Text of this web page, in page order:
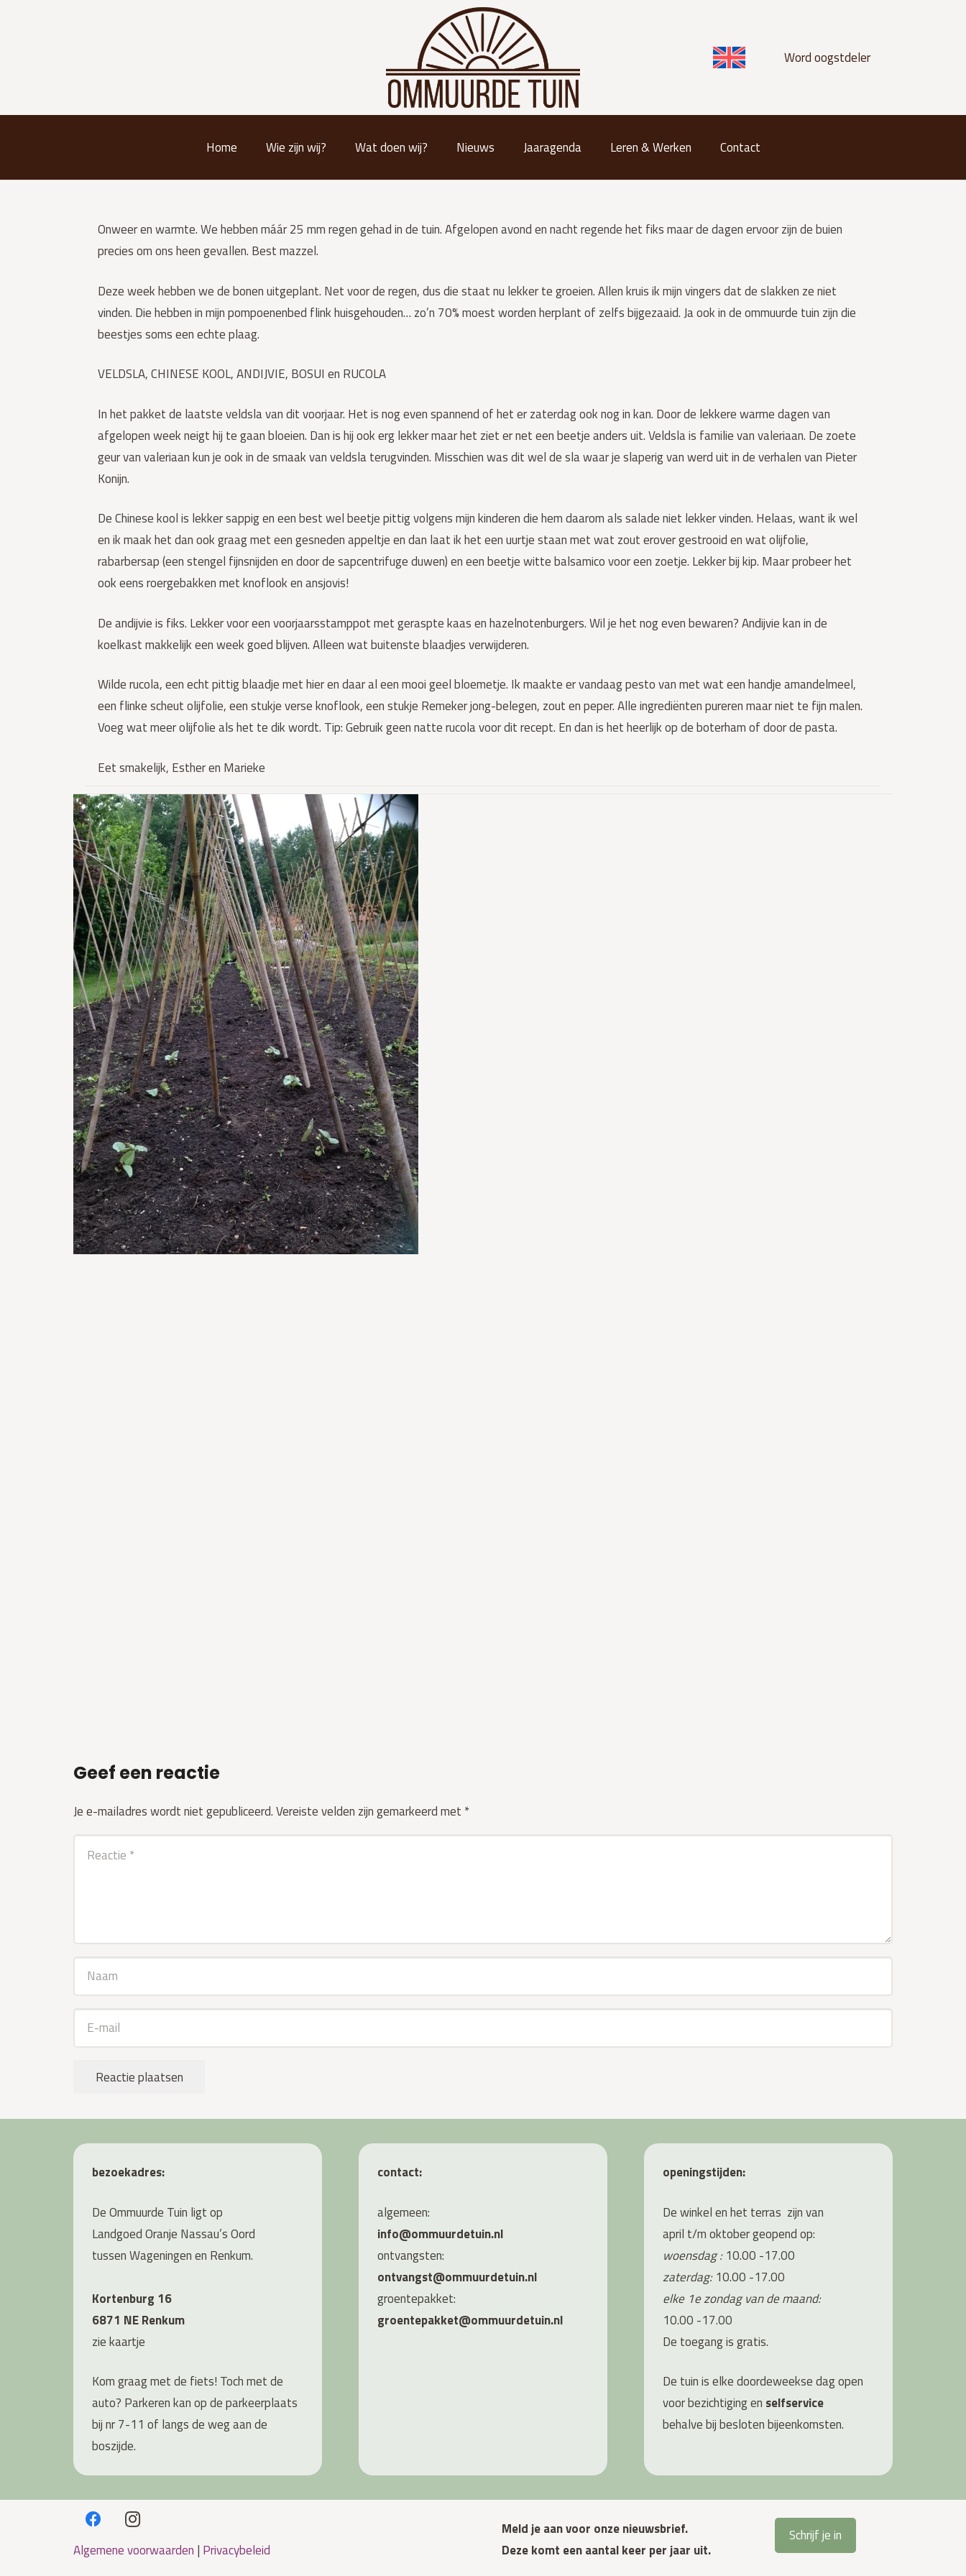
Word oogstdeler
Home Wie zijn wij? Wat doen wij? Nieuws Jaaragenda Leren & Werken Contact
Onweer en warmte. We hebben máár 25 mm regen gehad in de tuin. Afgelopen avond en nacht regende het fiks maar de dagen ervoor zijn de buien
precies om ons heen gevallen. Best mazzel.
Deze week hebben we de bonen uitgeplant. Net voor de regen, dus die staat nu lekker te groeien. Allen kruis ik mijn vingers dat de slakken ze niet
vinden. Die hebben in mijn pompoenenbed flink huisgehouden… zo’n 70% moest worden herplant of zelfs bijgezaaid. Ja ook in de ommuurde tuin zijn die
beestjes soms een echte plaag.
VELDSLA, CHINESE KOOL, ANDIJVIE, BOSUI en RUCOLA
In het pakket de laatste veldsla van dit voorjaar. Het is nog even spannend of het er zaterdag ook nog in kan. Door de lekkere warme dagen van
afgelopen week neigt hij te gaan bloeien. Dan is hij ook erg lekker maar het ziet er net een beetje anders uit. Veldsla is familie van valeriaan. De zoete
geur van valeriaan kun je ook in de smaak van veldsla terugvinden. Misschien was dit wel de sla waar je slaperig van werd uit in de verhalen van Pieter
Konijn.
De Chinese kool is lekker sappig en een best wel beetje pittig volgens mijn kinderen die hem daarom als salade niet lekker vinden. Helaas, want ik wel
en ik maak het dan ook graag met een gesneden appeltje en dan laat ik het een uurtje staan met wat zout erover gestrooid en wat olijfolie,
rabarbersap (een stengel fijnsnijden en door de sapcentrifuge duwen) en een beetje witte balsamico voor een zoetje. Lekker bij kip. Maar probeer het
ook eens roergebakken met knoflook en ansjovis!
De andijvie is fiks. Lekker voor een voorjaarsstamppot met geraspte kaas en hazelnotenburgers. Wil je het nog even bewaren? Andijvie kan in de
koelkast makkelijk een week goed blijven. Alleen wat buitenste blaadjes verwijderen.
Wilde rucola, een echt pittig blaadje met hier en daar al een mooi geel bloemetje. Ik maakte er vandaag pesto van met wat een handje amandelmeel,
een flinke scheut olijfolie, een stukje verse knoflook, een stukje Remeker jong-belegen, zout en peper. Alle ingrediënten pureren maar niet te fijn malen.
Voeg wat meer olijfolie als het te dik wordt. Tip: Gebruik geen natte rucola voor dit recept. En dan is het heerlijk op de boterham of door de pasta.
Eet smakelijk, Esther en Marieke
Geef een reactie
Je e-mailadres wordt niet gepubliceerd.Vereiste velden zijn gemarkeerd met *
Reactie plaatsen
bezoekadres:
De Ommuurde Tuin ligt op
Landgoed Oranje Nassau’s Oord
tussen Wageningen en Renkum.
Kortenburg 16
6871 NE Renkum
ziekaartje
Kom graag met de fiets! Toch met de
auto? Parkeren kan op de parkeerplaats
bij nr 7-11 of langs de weg aan de
boszijde.
contact:
algemeen:
info@ommuurdetuin.nl
ontvangsten:
ontvangst@ommuurdetuin.nl
groentepakket:
groentepakket@ommuurdetuin.nl
openingstijden:
De winkel en het terras zijn van
april t/m oktober geopend op:
woensdag :10.00 -17.00
zaterdag: 10.00 -17.00
elke 1e zondag van de maand:
10.00 -17.00
De toegang is gratis.
De tuin is elke doordeweekse dag open
voor bezichtiging en selfservice
behalve bij besloten bijeenkomsten.
Algemene voorwaarden | Privacybeleid
Meld je aan voor onze nieuwsbrief.
Deze komt een aantal keer per jaar uit.
Schrijf je in